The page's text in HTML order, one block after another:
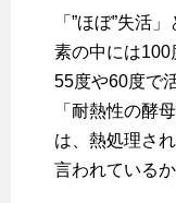
「”ほぼ”失活
素の中には100
55度や60度で
「耐熱性の酵
は、熱処理さ
言われているか